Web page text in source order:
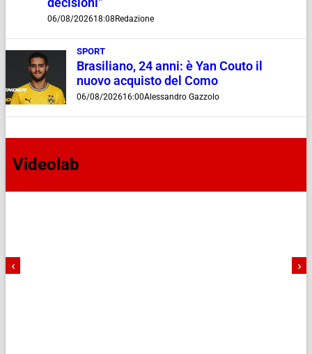
06/08/202618:08Redazione
SPORT
Brasiliano, 24 anni: è Yan Couto il
nuovo acquisto del Como
06/08/202616:00Alessandro Gazzolo
Videolab
‹ ›